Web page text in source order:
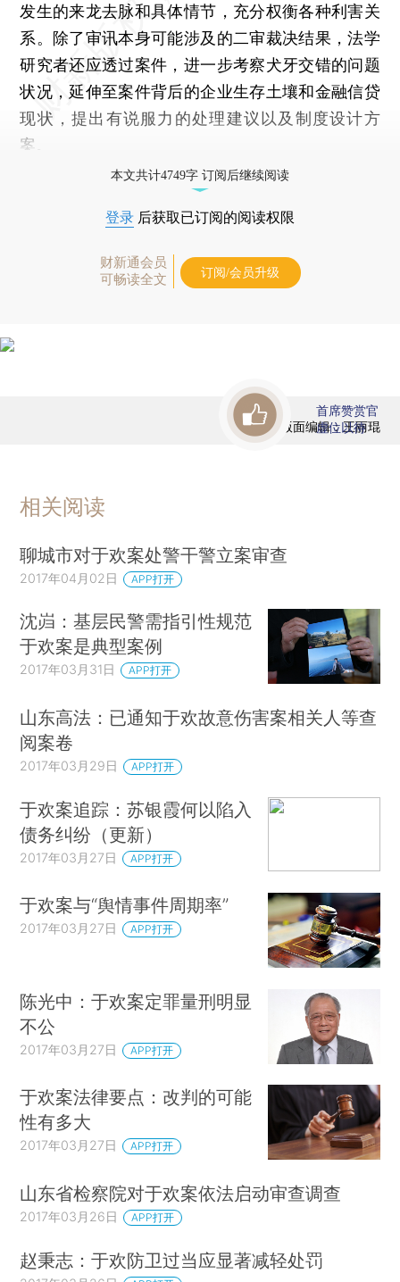
发生的来龙去脉和具体情节，充分权衡各种利害关
系。除了审讯本身可能涉及的二审裁决结果，法学
研究者还应透过案件，进一步考察犬牙交错的问题
状况，延伸至案件背后的企业生存土壤和金融信贷
现状，提出有说服力的处理建议以及制度设计方
案。
本文共计4749字 订阅后继续阅读
登录 后获取已订阅的阅读权限
财新通会员
可畅读全文
订阅/会员升级
版面编辑：王丽琨
首席赞赏官
虚位以待
相关阅读
聊城市对于欢案处警干警立案审查
2017年04月02日 APP打开
沈岿：基层民警需指引性规范
于欢案是典型案例
2017年03月31日 APP打开
山东高法：已通知于欢故意伤害案相关人等查
阅案卷
2017年03月29日 APP打开
于欢案追踪：苏银霞何以陷入
债务纠纷（更新）
2017年03月27日 APP打开
于欢案与“舆情事件周期率”
2017年03月27日 APP打开
陈光中：于欢案定罪量刑明显
不公
2017年03月27日 APP打开
于欢案法律要点：改判的可能
性有多大
2017年03月27日 APP打开
山东省检察院对于欢案依法启动审查调查
2017年03月26日 APP打开
赵秉志：于欢防卫过当应显著减轻处罚